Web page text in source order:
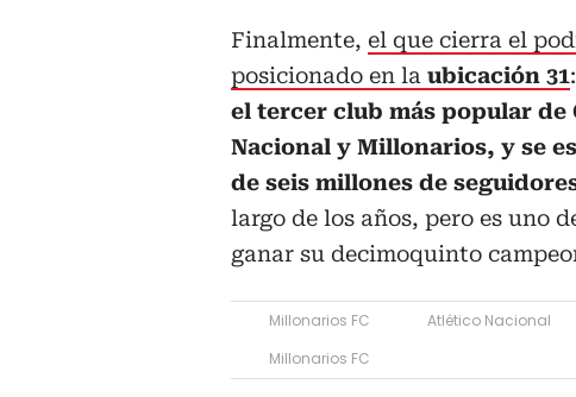
Finalmente, el que cierra el
posicionado en la ubicación 31
el tercer club más popular
Nacional y Millonarios, y se
de seis millones de
largo de los años, pero es uno
ganar su decimoquinto
Millonarios FC Atlético Nacional
Millonarios FC